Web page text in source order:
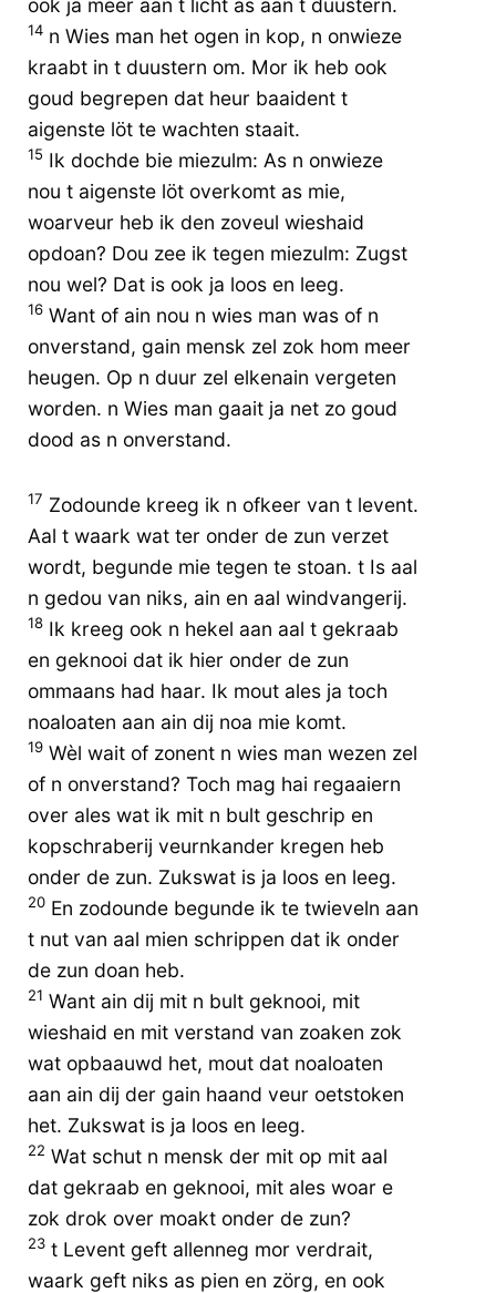
ook ja meer aan t licht as aan t duustern.
14 n Wies man het ogen in kop, n onwieze
kraabt in t duustern om. Mor ik heb ook
goud begrepen dat heur baaident t
aigenste löt te wachten staait.
15 Ik dochde bie miezulm: As n onwieze
nou t aigenste löt overkomt as mie,
woarveur heb ik den zoveul wieshaid
opdoan? Dou zee ik tegen miezulm: Zugst
nou wel? Dat is ook ja loos en leeg.
16 Want of ain nou n wies man was of n
onverstand, gain mensk zel zok hom meer
heugen. Op n duur zel elkenain vergeten
worden. n Wies man gaait ja net zo goud
dood as n onverstand.
17 Zodounde kreeg ik n ofkeer van t levent.
Aal t waark wat ter onder de zun verzet
wordt, begunde mie tegen te stoan. t Is aal
n gedou van niks, ain en aal windvangerij.
18 Ik kreeg ook n hekel aan aal t gekraab
en geknooi dat ik hier onder de zun
ommaans had haar. Ik mout ales ja toch
noaloaten aan ain dij noa mie komt.
19 Wèl wait of zonent n wies man wezen zel
of n onverstand? Toch mag hai regaaiern
over ales wat ik mit n bult geschrip en
kopschraberij veurnkander kregen heb
onder de zun. Zukswat is ja loos en leeg.
20 En zodounde begunde ik te twieveln aan
t nut van aal mien schrippen dat ik onder
de zun doan heb.
21 Want ain dij mit n bult geknooi, mit
wieshaid en mit verstand van zoaken zok
wat opbaauwd het, mout dat noaloaten
aan ain dij der gain haand veur oetstoken
het. Zukswat is ja loos en leeg.
22 Wat schut n mensk der mit op mit aal
dat gekraab en geknooi, mit ales woar e
zok drok over moakt onder de zun?
23 t Levent geft allenneg mor verdrait,
waark geft niks as pien en zörg, en ook